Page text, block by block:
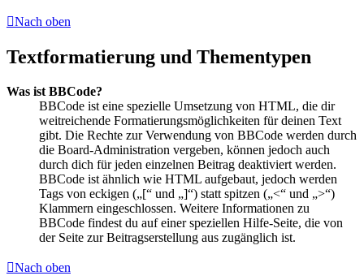
Nach oben
Textformatierung und Thementypen
Was ist BBCode?
BBCode ist eine spezielle Umsetzung von HTML, die dir
weitreichende Formatierungsmöglichkeiten für deinen Text
gibt. Die Rechte zur Verwendung von BBCode werden durch
die Board-Administration vergeben, können jedoch auch
durch dich für jeden einzelnen Beitrag deaktiviert werden.
BBCode ist ähnlich wie HTML aufgebaut, jedoch werden
Tags von eckigen („[“ und „]“) statt spitzen („<“ und „>“)
Klammern eingeschlossen. Weitere Informationen zu
BBCode findest du auf einer speziellen Hilfe-Seite, die von
der Seite zur Beitragserstellung aus zugänglich ist.
Nach oben